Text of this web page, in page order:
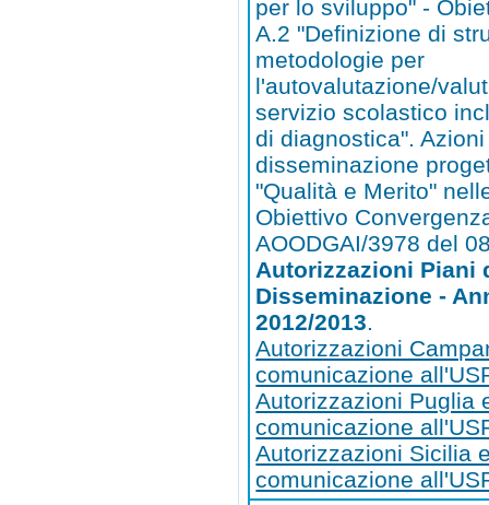
per lo sviluppo" -
A.2 "Definizione di
metodologie per
l'autovalutazione/
servizio scolastico
di diagnostica".
disseminazione
"Qualità e Merito"
Obiettivo
AOODGAI/3978 del
Autorizzazioni Piani
Disseminazione -
2012/2013.
Autorizzazioni
comunicazione
Autorizzazioni Puglia
comunicazione
Autorizzazioni Sicilia
comunicazione